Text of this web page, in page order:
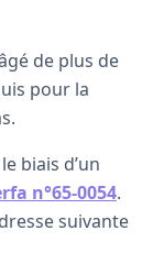
de plus de
pour la
biais d’un
n°65-0054.
suivante